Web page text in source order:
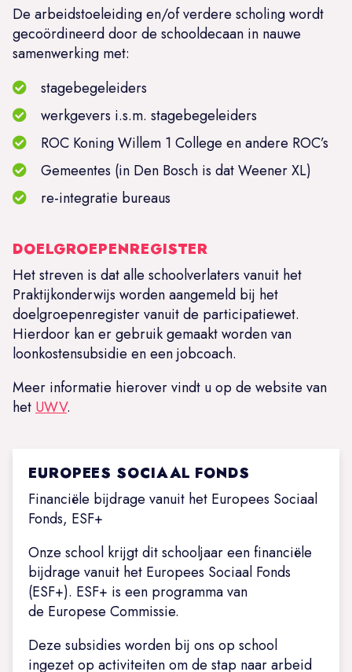
De arbeidstoeleiding en/of verdere scholing wordt
gecoördineerd door de schooldecaan in nauwe
samenwerking met:
stagebegeleiders
werkgevers i.s.m. stagebegeleiders
ROC Koning Willem 1 College en andere ROC’s
Gemeentes (in Den Bosch is dat Weener XL)
re-integratie bureaus
DOELGROEPENREGISTER
Het streven is dat alle schoolverlaters vanuit het
Praktijkonderwijs worden aangemeld bij het
doelgroepenregister vanuit de participatiewet.
Hierdoor kan er gebruik gemaakt worden van
loonkostensubsidie en een jobcoach.
Meer informatie hierover vindt u op de website van
het UWV.
EUROPEES SOCIAAL FONDS
Financiële bijdrage vanuit het Europees Sociaal
Fonds, ESF+
Onze school krijgt dit schooljaar een financiële
bijdrage vanuit het Europees Sociaal Fonds
(ESF+). ESF+ is een programma van
de Europese Commissie.
Deze subsidies worden bij ons op school
ingezet op activiteiten om de stap naar arbeid